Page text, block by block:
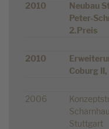
2010
Neubau
Peter-
2.Preis
2010
Coburg
2006
Stuttgart